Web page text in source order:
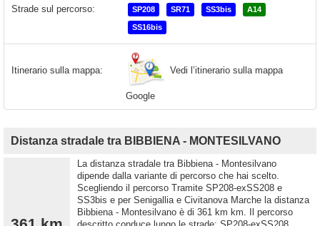
Strade sul percorso: SP208 SR71 SS3bis A14
SS16bis
Itinerario sulla mappa: Vedi l’itinerario sulla mappa
Google
Distanza stradale tra BIBBIENA - MONTESILVANO
La distanza stradale tra Bibbiena - Montesilvano
dipende dalla variante di percorso che hai scelto.
Scegliendo il percorso Tramite SP208-exSS208 e
SS3bis e per Senigallia e Civitanova Marche la distanza
Bibbiena - Montesilvano è di 361 km km. Il percorso